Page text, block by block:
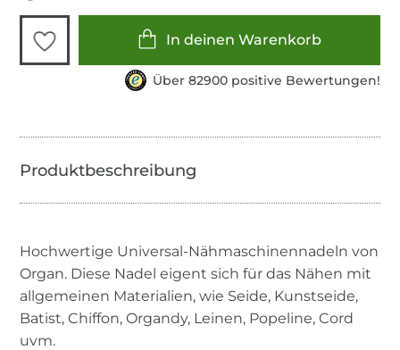
In deinen Warenkorb
Über 82900 positive Bewertungen!
Hochwertige Universal-Nähmaschinennadeln von
Organ. Diese Nadel eigent sich für das Nähen mit
allgemeinen Materialien, wie Seide, Kunstseide,
Batist, Chiffon, Organdy, Leinen, Popeline, Cord
uvm.